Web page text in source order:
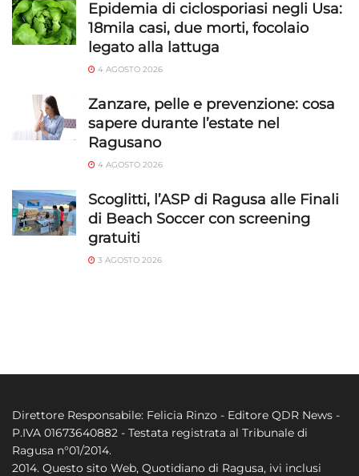
Epidemia di ciclosporiasi negli Usa:
18mila casi, due morti, focolaio
legato alla lattuga
4 AGOSTO 2026
Zanzare, pelle e prevenzione: cosa
sapere durante l’estate nel
Ragusano
4 AGOSTO 2026
Scoglitti, l’ASP di Ragusa alle Finali
di Beach Soccer con screening
gratuiti
3 AGOSTO 2026
Direttore Responsabile: Felicia Rinzo - Editore QDR News -
P.IVA 01673640882 - Testata registrata al Tribunale di
Ragusa n°01/2014.
2014. Questo sito Web, Quotidiano di Ragusa, ivi inclusi